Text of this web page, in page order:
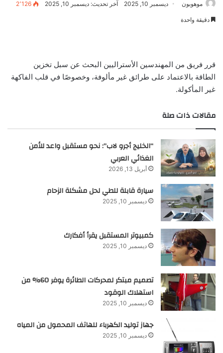
موهوبون ديسمبر 10, 2025 آخر تحديث: ديسمبر 10, 2025 2٬126
دقيقة واحدة
قرر فريق من المهندسين الأستراليين البحث عن سبل تخزين
الطاقة بالاعتماد على طرائق غير مألوفة، وخصوصًا في قلب الفاكهة
غير المأكولة.
مقالات ذات صلة
“الخليج أجرو لاب”: نحو مستقبل واعد للأمن
الغذائي العربي
أبريل 13, 2026
سيارة قابلة للطي لحل مشكلة الزحام
ديسمبر 10, 2025
كمبيوتر المستقبل يقرأ أفكارك
ديسمبر 10, 2025
تصميم مبتكر لمحركات الطائرة يوفر 60% من
استهلاك الوقود
ديسمبر 10, 2025
جهاز توليد الكهرباء للهاتف المحمول من المياه
ديسمبر 10, 2025